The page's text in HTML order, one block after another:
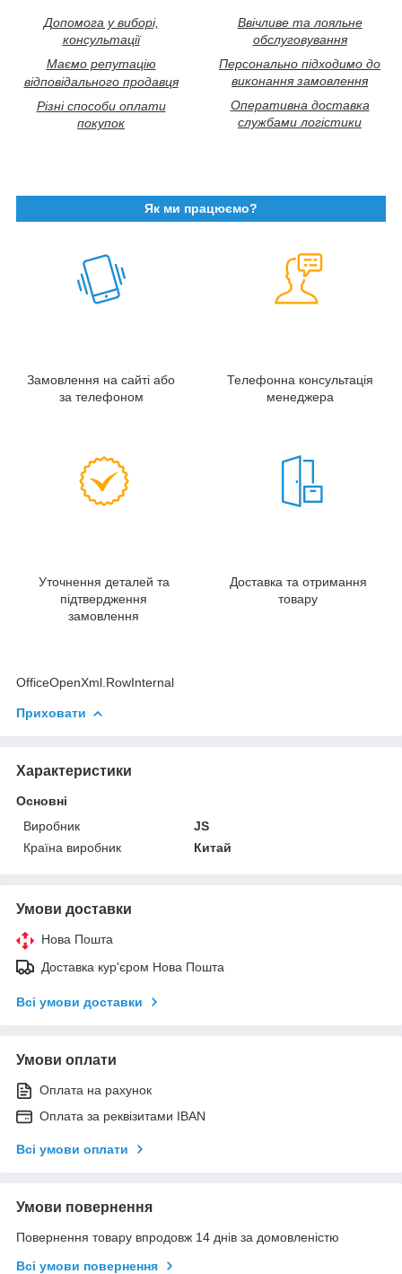
Допомога у виборі,
консультації
Маємо репутацію
відповідального продавця
Різні способи оплати
покупок
Ввічливе та лояльне
обслуговування
Персонально підходимо до
виконання замовлення
Оперативна доставка
службами логістики
Як ми працюємо?
Замовлення на сайті або
за телефоном
Телефонна консультація
менеджера
Уточнення деталей та
підтвердження
замовлення
Доставка та отримання
товару
OfficeOpenXml.RowInternal
Приховати
Характеристики
Основні
Виробник
JS
Країна виробник
Китай
Умови доставки
Нова Пошта
Доставка кур'єром Нова Пошта
Всі умови доставки
Умови оплати
Оплата на рахунок
Оплата за реквізитами IBAN
Всі умови оплати
Умови повернення
Повернення товару впродовж 14 днів за домовленістю
Всі умови повернення